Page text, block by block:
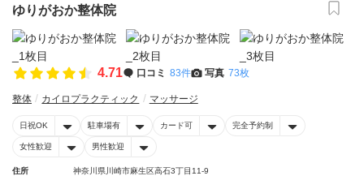
ゆりがおか整体院
4.71 口コミ 83件 写真 73枚
整体 カイロプラクティック マッサージ
日祝OK 駐車場有 カード可 完全予約制
女性歓迎 男性歓迎
住所
神奈川県川崎市麻生区高石3丁目11-9